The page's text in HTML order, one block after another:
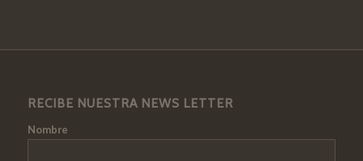
RECIBE NUESTRA NEWS LETTER
Nombre